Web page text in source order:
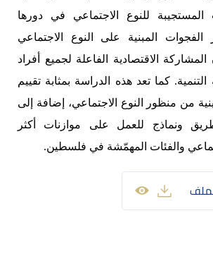
المستجيبة للنوع الاجتماعي في دورها
المبنية على النوع الاجتماعي
الاقتصادية الفاعلة لجميع أفراد
كما تعد هذه الدراسة بمثابة تقييم
من منظور النوع الاجتماعي، إضافة إلى
ونماذج للعمل على موازنات أكثر
والفئات المهمّشة في فلسطين.